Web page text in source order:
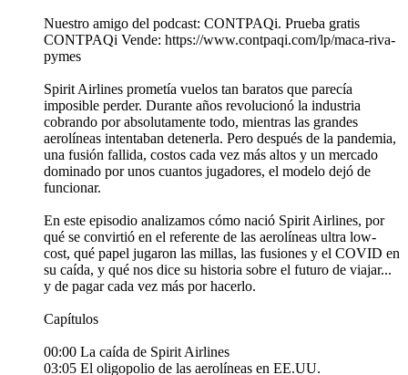
Nuestro amigo del podcast: CONTPAQi. Prueba gratis
CONTPAQi Vende: https://www.contpaqi.com/lp/maca-riva-
pymes
Spirit Airlines prometía vuelos tan baratos que parecía
imposible perder. Durante años revolucionó la industria
cobrando por absolutamente todo, mientras las grandes
aerolíneas intentaban detenerla. Pero después de la pandemia,
una fusión fallida, costos cada vez más altos y un mercado
dominado por unos cuantos jugadores, el modelo dejó de
funcionar.
En este episodio analizamos cómo nació Spirit Airlines, por
qué se convirtió en el referente de las aerolíneas ultra low-
cost, qué papel jugaron las millas, las fusiones y el COVID en
su caída, y qué nos dice su historia sobre el futuro de viajar...
y de pagar cada vez más por hacerlo.
Capítulos
00:00 La caída de Spirit Airlines
03:05 El oligopolio de las aerolíneas en EE.UU.